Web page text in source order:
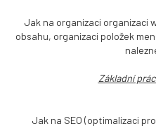
Jak na organizaci organizaci
obsahu, organizaci položek
Základní
Jak na SEO (optimalizaci